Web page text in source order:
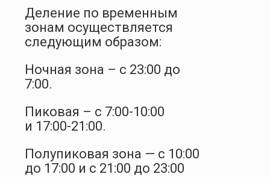
Деление по временным
зонам осуществляется
следующим образом:
Ночная зона – с 23:00 до
7:00.
Пиковая – с 7:00-10:00
и 17:00-21:00.
Полупиковая зона — с 10:00
до 17:00 и с 21:00 до 23:00